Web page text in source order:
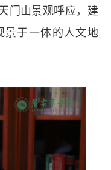
门山景观呼应，建
景于一体的人文地